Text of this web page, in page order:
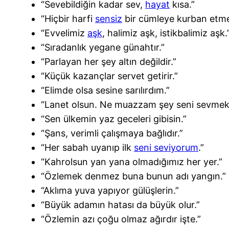
“Sevebildiğin kadar sev, hayat kısa.”
“Hiçbir harfi sensiz bir cümleye kurban
“Evvelimiz aşk, halimiz aşk, istikbalimiz
“Sıradanlık yegane günahtır.”
“Parlayan her şey altın değildir.”
“Küçük kazançlar servet getirir.”
“Elimde olsa sesine sarılırdım.”
“Lanet olsun. Ne muazzam şey seni
“Sen ülkemin yaz geceleri gibisin.”
“Şans, verimli çalışmaya bağlıdır.”
“Her sabah uyanıp ilk seni seviyorum.”
“Kahrolsun yan yana olmadığımız her yer.”
“Özlemek denmez buna bunun adı yangın.”
“Aklıma yuva yapıyor gülüşlerin.”
“Büyük adamın hatası da büyük olur.”
“Özlemin azı çoğu olmaz ağırdır işte.”